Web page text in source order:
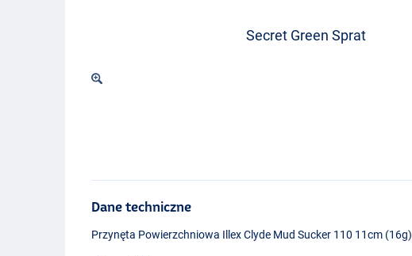
Secret Green Sprat
Dane techniczne
Przynęta Powierzchniowa Illex Clyde Mud Sucker 110 11cm (16g)